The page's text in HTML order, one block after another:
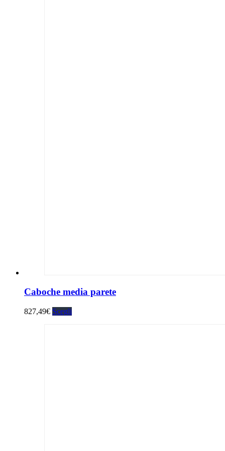
Caboche media parete
827,49€ Scegli